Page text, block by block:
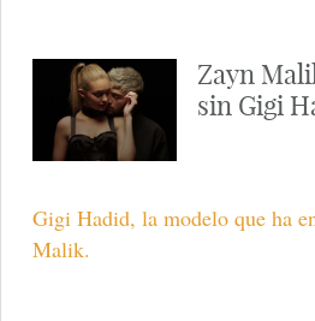
Zayn
sin Gigi
Gigi Hadid, la modelo que ha
Malik.